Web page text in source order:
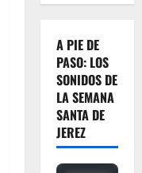
A PIE DE
PASO: LOS
SONIDOS DE
LA SEMANA
SANTA DE
JEREZ